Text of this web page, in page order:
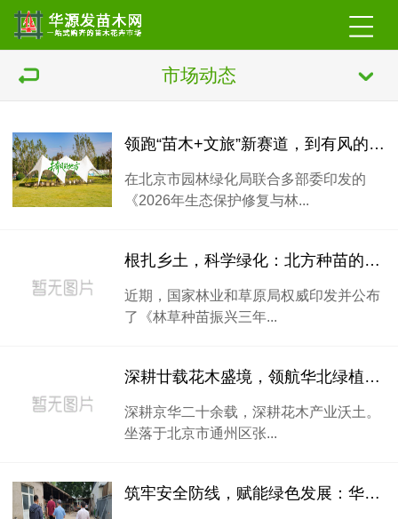
市场动态
领跑“苗木+文旅”新赛道，到有风的地方来吸氧
在北京市园林绿化局联合多部委印发的
《2026年生态保护修复与林...
根扎乡土，科学绿化：北方种苗的时代担当
近期，国家林业和草原局权威印发并公布
了《林草种苗振兴三年...
深耕廿载花木盛境，领航华北绿植商贸——华源发苗木花卉交易市场
深耕京华二十余载，深耕花木产业沃土。
坐落于北京市通州区张...
筑牢安全防线，赋能绿色发展：华源发开展月度消防安全大检查